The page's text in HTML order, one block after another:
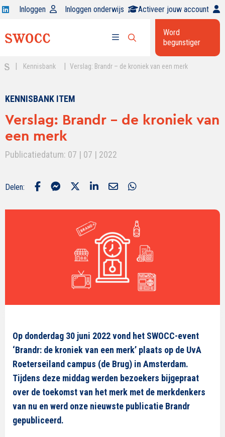
Open
op
Inloggen Inloggen onderwijs Activeer jouw account
menu
Open
zoekbalk
Word
begunstiger
Kennisbank Verslag: Brandr – de kroniek van een merk
KENNISBANK ITEM
Verslag: Brandr – de kroniek van
een merk
Publicatiedatum: 07 | 07 | 2022
Delen:
Op donderdag 30 juni 2022 vond het SWOCC-event
‘Brandr: de kroniek van een merk’ plaats op de UvA
Roeterseiland campus (de Brug) in Amsterdam.
Tijdens deze middag werden bezoekers bijgepraat
over de toekomst van het merk met de merkdenkers
van nu en werd onze nieuwste publicatie Brandr
gepubliceerd.